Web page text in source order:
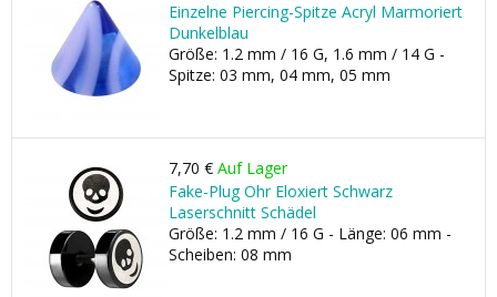
Einzelne Piercing-Spitze Acryl Marmoriert
Dunkelblau
Größe: 1.2 mm / 16 G, 1.6 mm / 14 G -
Spitze: 03 mm, 04 mm, 05 mm
7,70 € Auf Lager
Fake-Plug Ohr Eloxiert Schwarz
Laserschnitt Schädel
Größe: 1.2 mm / 16 G - Länge: 06 mm -
Scheiben: 08 mm